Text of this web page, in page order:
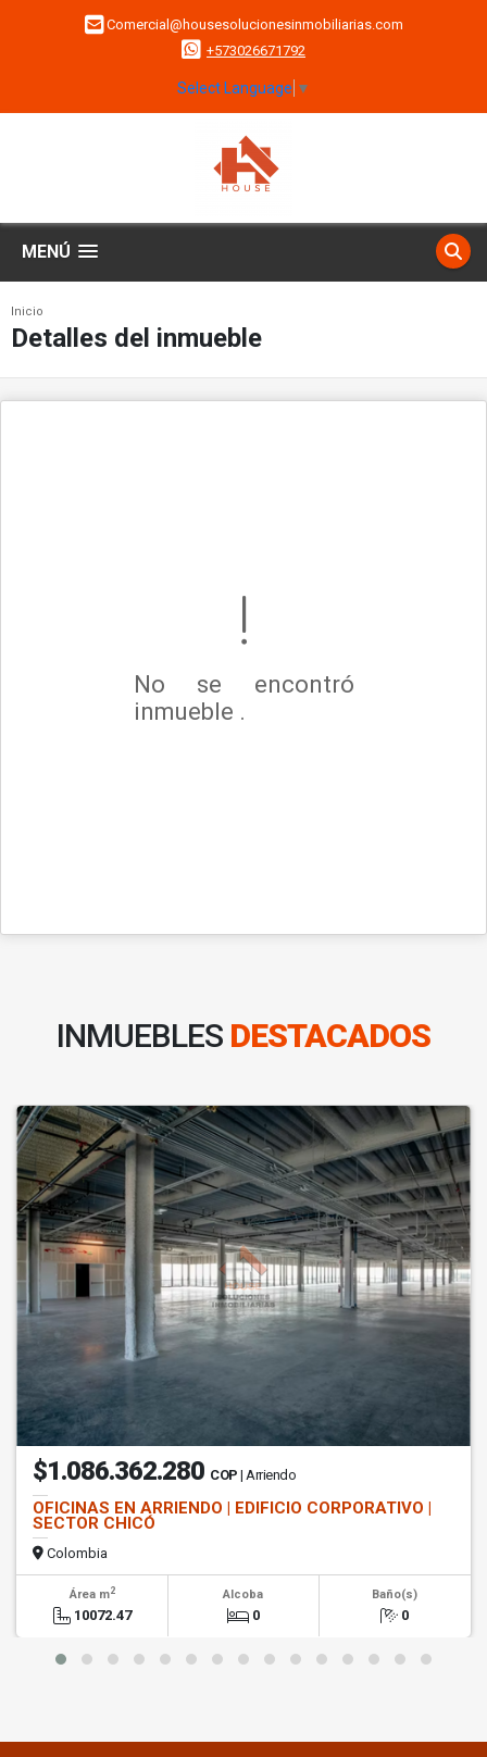
Comercial@housesolucionesinmobiliarias.com
+573026671792
Select Language ▼
MENÚ
Inicio
Detalles del inmueble
No se encontró
inmueble .
INMUEBLES DESTACADOS
$1.086.362.280 COP | Arriendo
OFICINAS EN ARRIENDO | EDIFICIO CORPORATIVO |
SECTOR CHICÓ
Colombia
Área m2
10072.47
Alcoba
0
Baño(s)
0